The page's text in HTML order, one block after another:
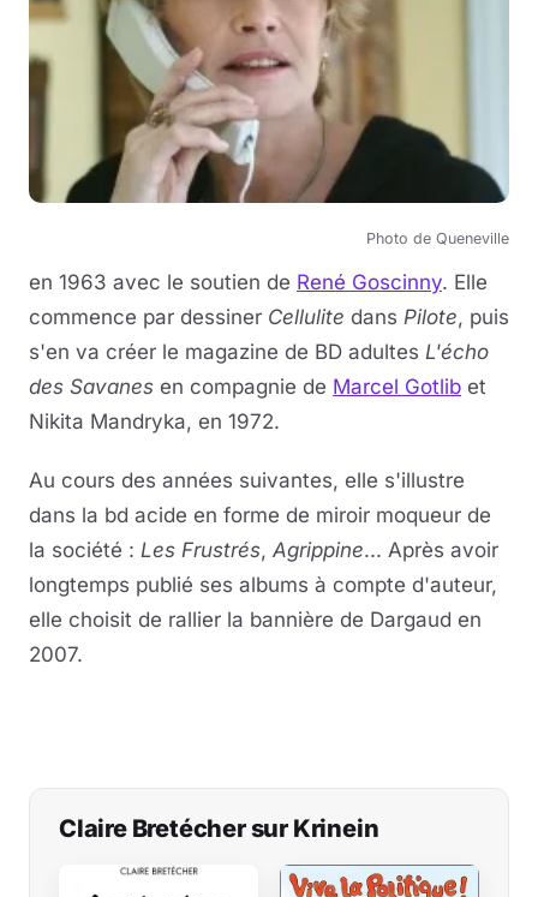
Photo de Queneville
en 1963 avec le soutien de René Goscinny. Elle
commence par dessiner Cellulite dans Pilote, puis
s'en va créer le magazine de BD adultes L'écho
des Savanes en compagnie de Marcel Gotlib et
Nikita Mandryka, en 1972.
Au cours des années suivantes, elle s'illustre
dans la bd acide en forme de miroir moqueur de
la société : Les Frustrés, Agrippine... Après avoir
longtemps publié ses albums à compte d'auteur,
elle choisit de rallier la bannière de Dargaud en
2007.
Claire Bretécher sur Krinein